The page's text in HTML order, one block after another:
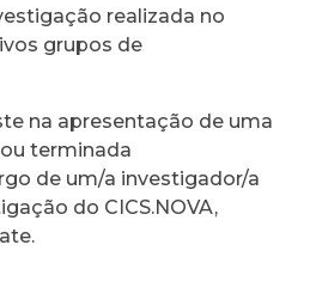
realizada no
grupos de
na apresentação de uma
terminada
de um/a investigador/a
do CICS.NOVA,